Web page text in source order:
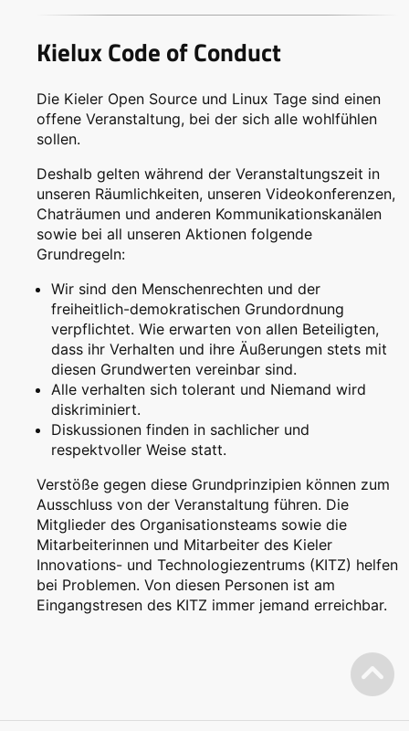
Kielux Code of Conduct
Die Kieler Open Source und Linux Tage sind einen
offene Veranstaltung, bei der sich alle wohlfühlen
sollen.
Deshalb gelten während der Veranstaltungszeit in
unseren Räumlichkeiten, unseren Videokonferenzen,
Chaträumen und anderen Kommunikationskanälen
sowie bei all unseren Aktionen folgende
Grundregeln:
Wir sind den Menschenrechten und der
freiheitlich-demokratischen Grundordnung
verpflichtet. Wie erwarten von allen Beteiligten,
dass ihr Verhalten und ihre Äußerungen stets mit
diesen Grundwerten vereinbar sind.
Alle verhalten sich tolerant und Niemand wird
diskriminiert.
Diskussionen finden in sachlicher und
respektvoller Weise statt.
Verstöße gegen diese Grundprinzipien können zum
Ausschluss von der Veranstaltung führen. Die
Mitglieder des Organisationsteams sowie die
Mitarbeiterinnen und Mitarbeiter des Kieler
Innovations- und Technologiezentrums (KITZ) helfen
bei Problemen. Von diesen Personen ist am
Eingangstresen des KITZ immer jemand erreichbar.